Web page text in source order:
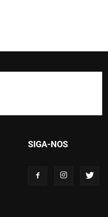
SIGA-NOS